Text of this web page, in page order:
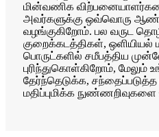
மின்வணிக
அவர்களுக்கு ஒவ்வொரு
வழங்குகிறோம். பல வருட
குறைக்கடத்திகள், ஒளியியல்
பொருட்களில் சமீபத்திய
புரிந்துகொள்கிறோம்,
தேர்ந்தெடுக்க, சந்தைப்படுத்த
மதிப்புமிக்க நுண்ணறிவுகளை